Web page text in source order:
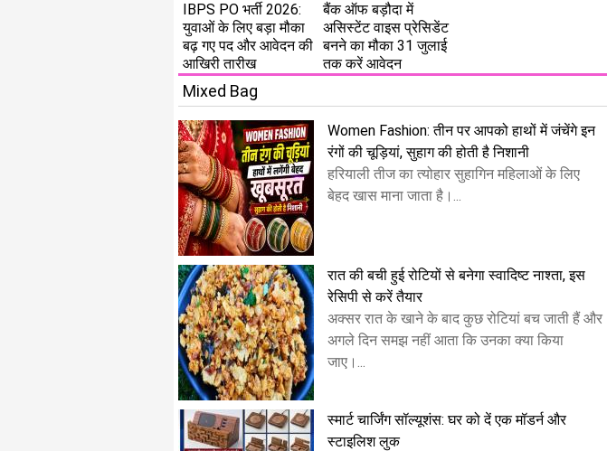
IBPS PO भर्ती 2026:
युवाओं के लिए बड़ा मौका
बढ़ गए पद और आवेदन की
आखिरी तारीख
बैंक ऑफ बड़ौदा में
असिस्टेंट वाइस प्रेसिडेंट
बनने का मौका 31 जुलाई
तक करें आवेदन
Mixed Bag
Women Fashion: तीन पर आपको हाथों में जंचेंगे इन
रंगों की चूड़ियां, सुहाग की होती है निशानी
हरियाली तीज का त्योहार सुहागिन महिलाओं के लिए
बेहद खास माना जाता है।...
रात की बची हुई रोटियों से बनेगा स्वादिष्ट नाश्ता, इस
रेसिपी से करें तैयार
अक्सर रात के खाने के बाद कुछ रोटियां बच जाती हैं और
अगले दिन समझ नहीं आता कि उनका क्या किया
जाए।...
स्मार्ट चार्जिंग सॉल्यूशंस: घर को दें एक मॉडर्न और
स्टाइलिश लुक